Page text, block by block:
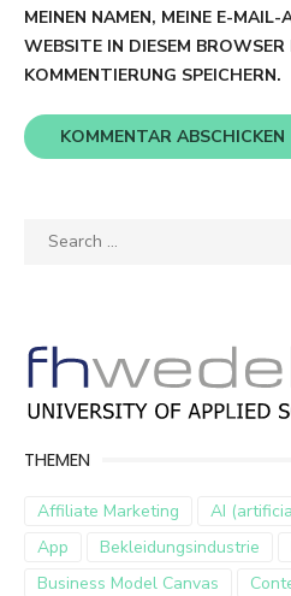
MEINEN NAMEN, MEINE E-MAIL-
WEBSITE IN DIESEM
KOMMENTIERUNG SPEICHERN.
Search
THEMEN
Affiliate Marketing AI
App
Bekleidungsindustrie
Business Model Canvas